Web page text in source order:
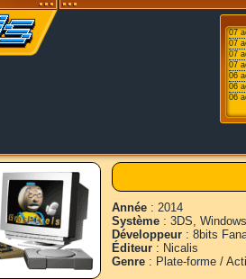
07
07
07
07
06
06
06
Année : 2014
Système : 3DS,
Développeur : 8bits
Éditeur : Nicalis
Genre : Plate-forme /